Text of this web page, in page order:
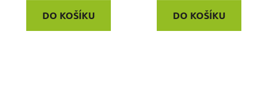
DO KOŠÍKU DO KOŠÍKU